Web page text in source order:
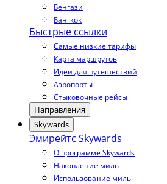
Бенгази
Бангкок
Быстрые ссылки
Самые низкие тарифы
Карта маршрутов
Идеи для путешествий
Аэропорты
Стыковочные рейсы
Направления
Skywards
Эмирейтс Skywards
О программе Skywards
Накопление миль
Использование миль